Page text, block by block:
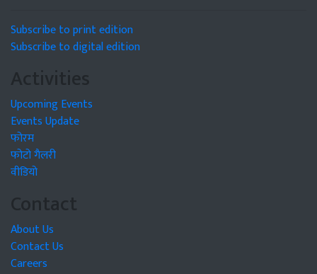
Subscribe to print edition
Subscribe to digital edition
Activities
Upcoming Events
Events Update
फोरम
फोटो गैलरी
वीडियो
Contact
About Us
Contact Us
Careers